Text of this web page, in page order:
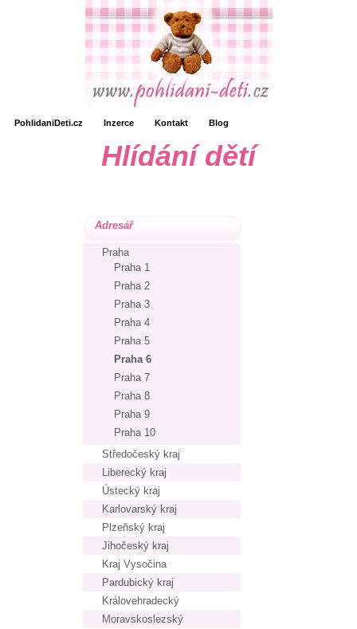
PohlidaniDeti.cz Inzerce Kontakt Blog
Hlídání dětí
Adresář
Praha
Praha 1
Praha 2
Praha 3
Praha 4
Praha 5
Praha 6
Praha 7
Praha 8
Praha 9
Praha 10
Středočeský kraj
Liberecký kraj
Ústecký kraj
Karlovarský kraj
Plzeňský kraj
Jihočeský kraj
Kraj Vysočina
Pardubický kraj
Královehradecký
Moravskoslezský